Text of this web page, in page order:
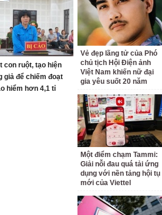
con ruột, tạo hiện
giả để chiếm đoạt
hiểm hơn 4,1 tỉ
Vẻ đẹp lãng tử của Phó
chủ tịch Hội Điện ảnh
Việt Nam khiến nữ đại
gia yêu suốt 20 năm
Một điểm chạm Tammi:
Giải nỗi đau quá tải ứng
dụng với nền tảng hội tụ
mới của Viettel